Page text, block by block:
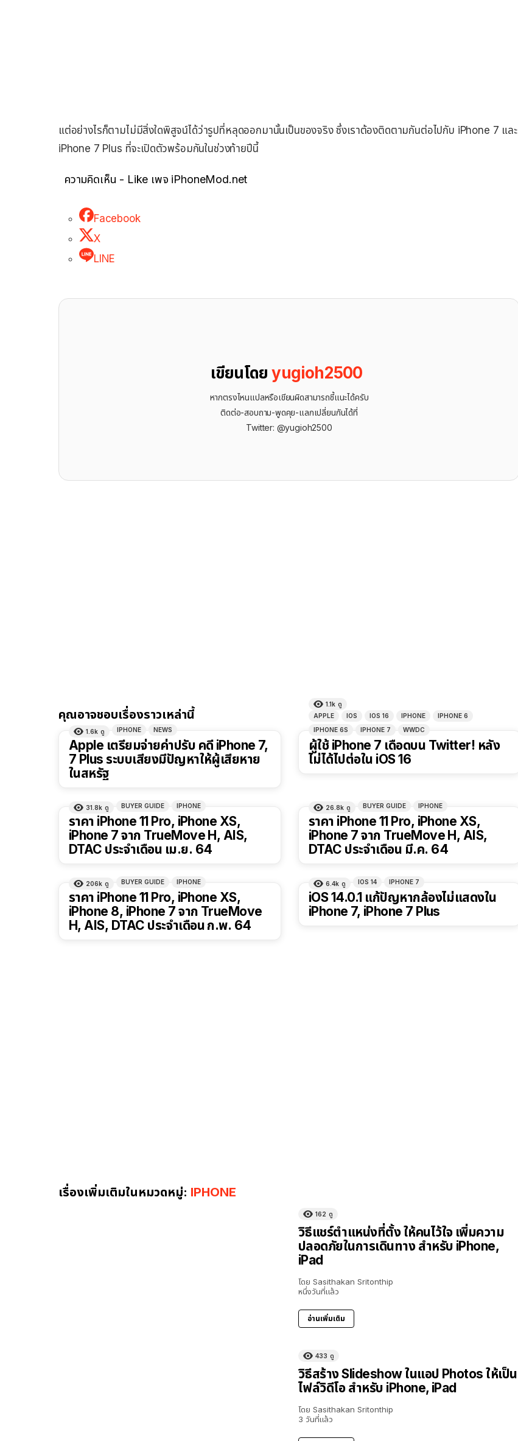
แต่อย่างไรก็ตามไม่มีสิ่งใดพิสูจน์ได้ว่ารูปที่หลุดออกมานั้นเป็นของจริง ซึ่งเราต้องติดตามกันต่อไปกับ iPhone 7 และ
iPhone 7 Plus ที่จะเปิดตัวพร้อมกันในช่วงท้ายปีนี้
ความคิดเห็น - Like เพจ iPhoneMod.net
Facebook
X
LINE
เขียนโดยyugioh2500
หากตรงไหนแปลหรือเขียนผิดสามารถชี้แนะได้ครับ
ติดต่อ-สอบถาม-พูดคุย-แลกเปลี่ยนกันได้ที่
Twitter: @yugioh2500
คุณอาจชอบเรื่องราวเหล่านี้
1.6k ดู IPHONE NEWS
Apple เตรียมจ่ายค่าปรับ คดี iPhone 7,
7 Plus ระบบเสียงมีปัญหาให้ผู้เสียหาย
ในสหรัฐ
1.1k ดู
APPLE
IOS IOS 16 IPHONE
IPHONE 6
IPHONE 6S
IPHONE 7 WWDC
ผู้ใช้ iPhone 7 เดือดบน Twitter! หลัง
ไม่ได้ไปต่อใน iOS 16
31.8k ดู BUYER GUIDE IPHONE
ราคา iPhone 11 Pro, iPhone XS,
iPhone 7 จาก TrueMove H, AIS,
DTAC ประจำเดือน เม.ย. 64
26.8k ดู BUYER GUIDE IPHONE
ราคา iPhone 11 Pro, iPhone XS,
iPhone 7 จาก TrueMove H, AIS,
DTAC ประจำเดือน มี.ค. 64
206k ดู BUYER GUIDE IPHONE
ราคา iPhone 11 Pro, iPhone XS,
iPhone 8, iPhone 7 จาก TrueMove
H, AIS, DTAC ประจำเดือน ก.พ. 64
6.4k ดู IOS 14 IPHONE 7
iOS 14.0.1 แก้ปัญหากล้องไม่แสดงใน
iPhone 7, iPhone 7 Plus
เรื่องเพิ่มเติมในหมวดหมู่: IPHONE
162 ดู
วิธีแชร์ตำแหน่งที่ตั้ง ให้คนไว้ใจ เพิ่มความ
ปลอดภัยในการเดินทาง สำหรับ iPhone,
iPad
โดย Sasithakan Sritonthip
หนึ่งวันที่แล้ว
อ่านเพิ่มเติม
433 ดู
วิธีสร้าง Slideshow ในแอป Photos ให้เป็น
ไฟล์วิดีโอ สำหรับ iPhone, iPad
โดย Sasithakan Sritonthip
3 วันที่แล้ว